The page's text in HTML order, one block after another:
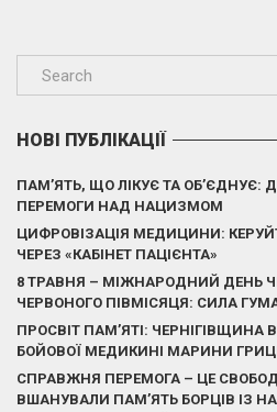
НОВІ ПУБЛІКАЦІЇ
ПАМ’ЯТЬ, ЩО ЛІКУЄ ТА ОБ’ЄДНУЄ:
ПЕРЕМОГИ НАД НАЦИЗМОМ
ЦИФРОВІЗАЦІЯ МЕДИЦИНИ:
ЧЕРЕЗ «КАБІНЕТ ПАЦІЄНТА»
8 ТРАВНЯ – МІЖНАРОДНИЙ ДЕНЬ
ЧЕРВОНОГО ПІВМІСЯЦЯ: СИЛА
ПРОСВІТ ПАМ’ЯТІ:
БОЙОВОЇ МЕДИКИНІ МАРИНИ
СПРАВЖНЯ ПЕРЕМОГА – ЦЕ
ВШАНУВАЛИ ПАМ’ЯТЬ БОРЦІВ ІЗ